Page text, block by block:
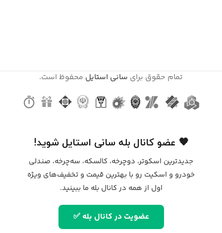
تمام حقوق برای سانی استایل محفوظ است.
🧡 عضو کانال بله سانی استایل شوید!
جدیدترین اسکوتر، دوچرخه، کالسکه، سه‌چرخه، صندلی
خودرو و اسکیت رو با بهترین قیمت و تخفیف‌های ویژه
اول از همه در کانال بله ما ببینید.
عضویت در کانال بله ✅